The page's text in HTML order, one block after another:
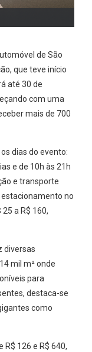
de São
que teve início
até 30 de
com uma
mais de 700
dias do evento:
e de 10h às 21h
e transporte
no
a R$ 160,
diversas
mil m² onde
para
destaca-se
como
R$ 126 e R$ 640,